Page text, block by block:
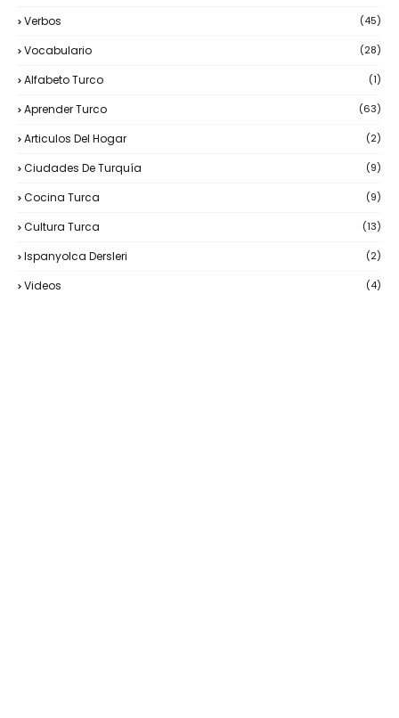
Verbos (45)
Vocabulario (28)
Alfabeto Turco (1)
Aprender Turco (63)
Articulos Del Hogar (2)
Ciudades De Turquía (9)
Cocina Turca (9)
Cultura Turca (13)
Ispanyolca Dersleri (2)
Videos (4)